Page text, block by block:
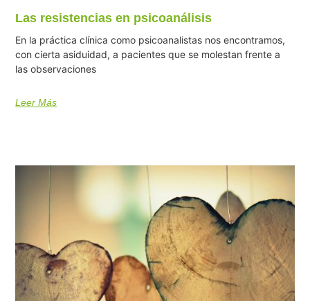
Las resistencias en psicoanálisis
En la práctica clínica como psicoanalistas nos encontramos,
con cierta asiduidad, a pacientes que se molestan frente a
las observaciones
Leer Más